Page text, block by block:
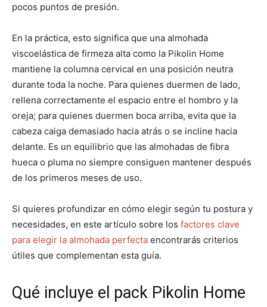
pocos puntos de presión.
En la práctica, esto significa que una almohada
viscoelástica de firmeza alta como la Pikolin Home
mantiene la columna cervical en una posición neutra
durante toda la noche. Para quienes duermen de lado,
rellena correctamente el espacio entre el hombro y la
oreja; para quienes duermen boca arriba, evita que la
cabeza caiga demasiado hacia atrás o se incline hacia
delante. Es un equilibrio que las almohadas de fibra
hueca o pluma no siempre consiguen mantener después
de los primeros meses de uso.
Si quieres profundizar en cómo elegir según tu postura y
necesidades, en este artículo sobre los factores clave
para elegir la almohada perfecta encontrarás criterios
útiles que complementan esta guía.
Qué incluye el pack Pikolin Home